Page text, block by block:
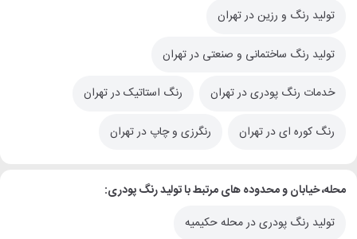
تولید رنگ و رزین در تهران
تولید رنگ ساختمانی و صنعتی در تهران
خدمات رنگ پودری در تهران رنگ استاتیک در تهران
رنگ کوره ای در تهران رنگرزی و چاپ در تهران
محله، خیابان و محدوده های مرتبط با تولید رنگ پودری:
تولید رنگ پودری در محله حکیمیه